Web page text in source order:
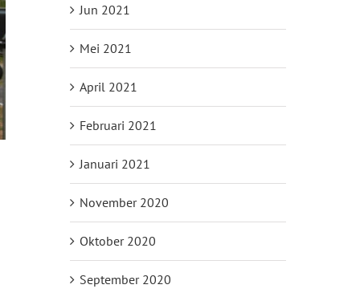
Jun 2021
Mei 2021
April 2021
Februari 2021
Januari 2021
November 2020
Oktober 2020
September 2020